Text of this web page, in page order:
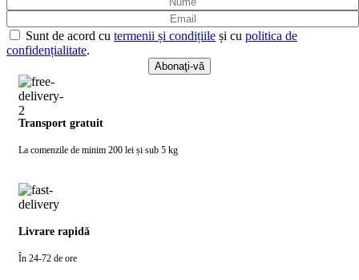
Sunt de acord cu termenii și condițiile și cu politica de
confidențialitate.
Transport gratuit
La comenzile de minim 200 lei și sub 5 kg
Livrare rapidă
În 24-72 de ore